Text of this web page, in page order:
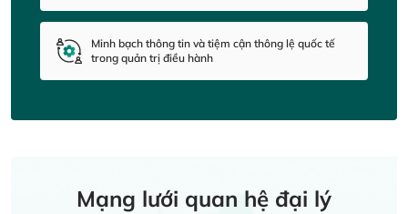
Minh bạch thông tin và tiệm cận thông lệ quốc tế
trong quản trị điều hành
Mạng lưới quan hệ đại lý